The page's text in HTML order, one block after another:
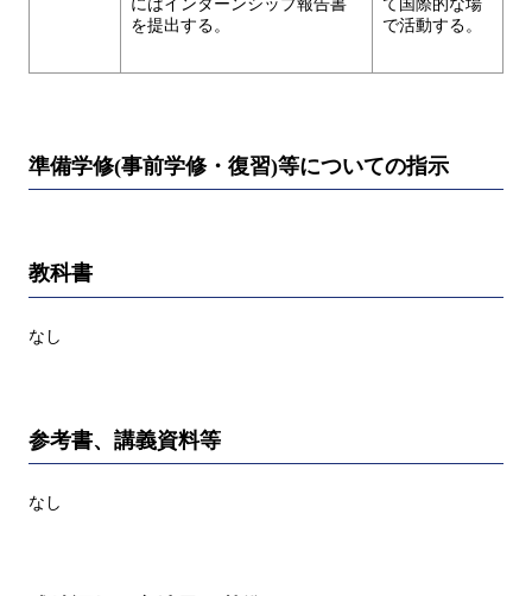
にはインターンシップ報告書
を提出する。
て国際的な場
で活動する。
準備学修(事前学修・復習)等についての指示
教科書
なし
参考書、講義資料等
なし